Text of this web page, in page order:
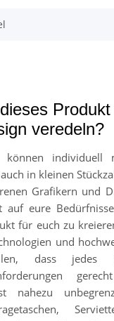
veredeln?
können individuell
in kleinen
Grafikern und
auf eure
für euch zu
und
dass jedes
nahezu